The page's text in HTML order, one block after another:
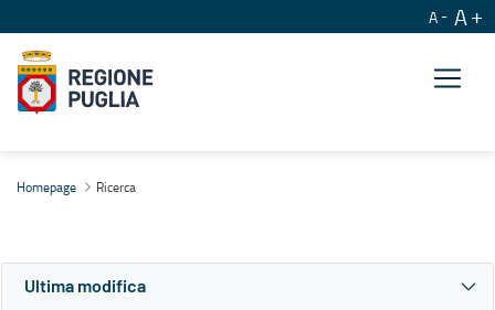
A A
Homepage Ricerca
Ultima modifica